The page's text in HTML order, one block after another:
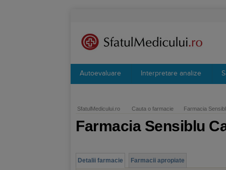
Autoevaluare Interpretare analize
SfatulMedicului.ro Cauta o farmacie Farmacia
Farmacia Sensiblu
Detalii farmacie Farmacii apropiate